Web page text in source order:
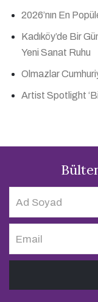
2026’nın En
Kadıköy’de Bir
Yeni Sanat Ruhu
Olmazlar
Artist Spotlight